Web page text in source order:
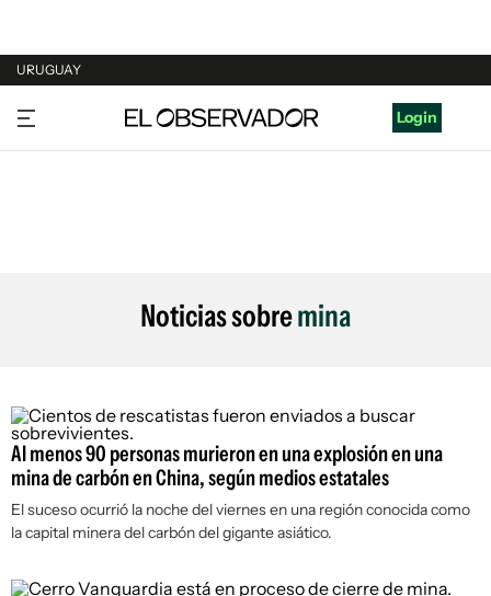
URUGUAY
URUGUAY
ARGENTINA
Login
Noticias sobremina
Al menos 90 personas murieron en una explosión en una
mina de carbón en China, según medios estatales
El suceso ocurrió la noche del viernes en una región conocida como
la capital minera del carbón del gigante asiático.